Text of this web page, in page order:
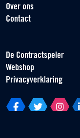
Over ons
Contact
De Contractspeler
Webshop
Privacyverklaring